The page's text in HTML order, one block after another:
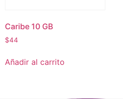
Caribe 10 GB
$44
Añadir al carrito